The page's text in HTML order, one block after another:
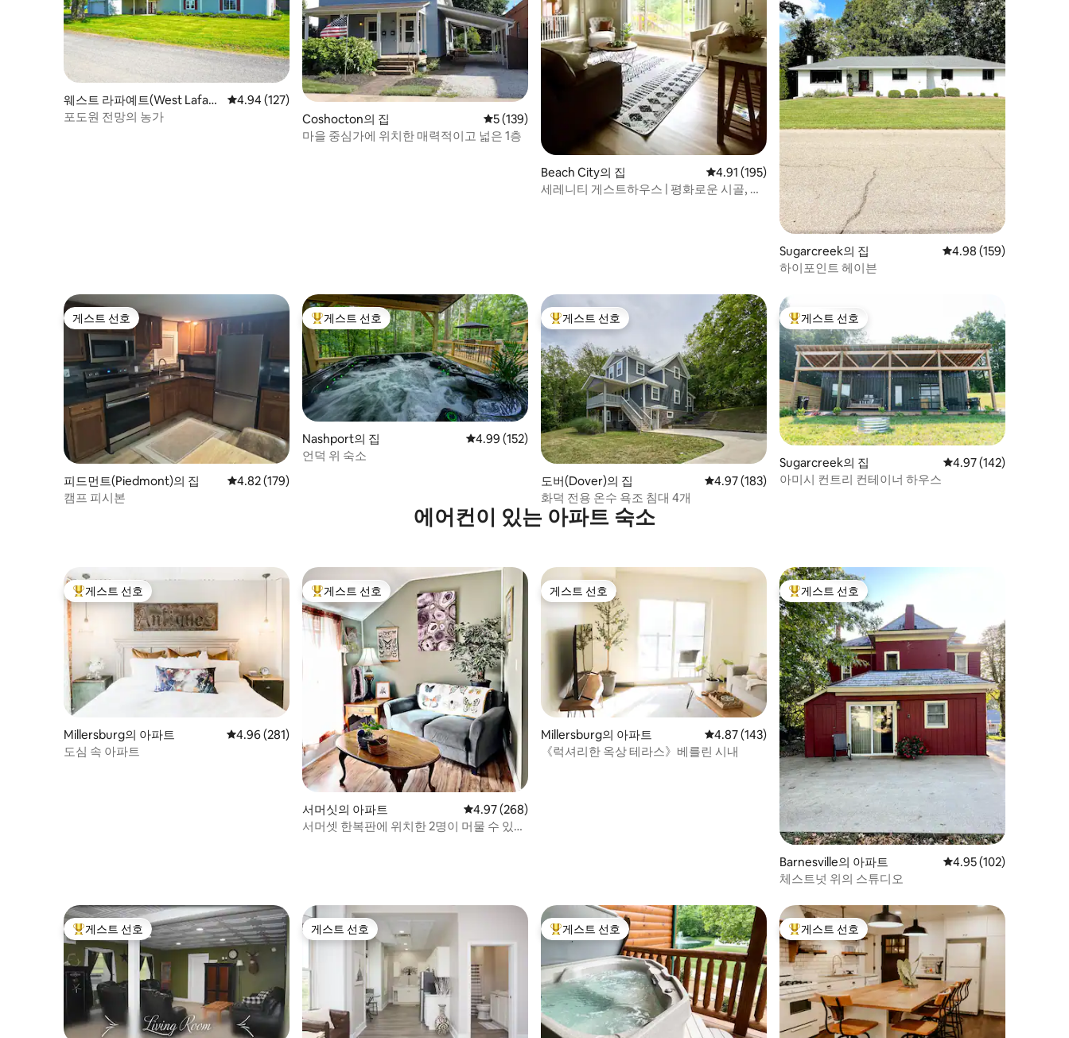
웨스트 라파예트(West Lafay
ette)의 집
평점 4.94점(5점 만점), 후기 127개
4.94 (127)
포도원 전망의 농가
Coshocton의 집 평점 5점(5점 만점), 후기 139개
5 (139)
마을 중심가에 위치한 매력적이고 넓은 1층
Beach City의 집 평점 4.91점(5점 만점), 후기 195개
4.91 (195)
세레니티 게스트하우스 | 평화로운 시골, 온
Sugarcreek의 집 평점 4.98점(5점 만점),
4.98 (159)
하이포인트 헤이븐
게스트 선호
게스트 선호
피드먼트(Piedmont)의 집 평점 4.82점(5점 만점), 후기 179개
4.82 (179)
캠프 피시본
상위 게스트 선호
게스트 선호
Nashport의 집 평점 4.99점(5점 만점), 후기 152개
4.99 (152)
언덕 위 숙소
상위 게스트 선호
게스트 선호
도버(Dover)의 집 평점 4.97점(5점 만점), 후기 183개
4.97 (183)
화덕 전용 온수 욕조 침대 4개
상위 게스트 선호
게스트 선호
Sugarcreek의 집 평점 4.97점(5점 만점),
4.97 (142)
아미시 컨트리 컨테이너 하우스
에어컨이 있는 아파트 숙소
상위 게스트 선호
게스트 선호
Millersburg의 아파트 평점 4.96점(5점 만점), 후기 281개
4.96 (281)
도심 속 아파트
상위 게스트 선호
게스트 선호
서머싯의 아파트 평점 4.97점(5점 만점), 후기 268개
4.97 (268)
서머셋 한복판에 위치한 2명이 머물 수 있는
게스트 선호
게스트 선호
Millersburg의 아파트 평점 4.87점(5점 만점), 후기 143개
4.87 (143)
《럭셔리한 옥상 테라스》베를린 시내
상위 게스트 선호
게스트 선호
Barnesville의 아파트 평점 4.95점(5점 만점),
4.95 (102)
체스트넛 위의 스튜디오
상위 게스트 선호
게스트 선호 게스트 선호
게스트 선호 상위 게스트 선호
게스트 선호 상위 게스트 선호
게스트 선호